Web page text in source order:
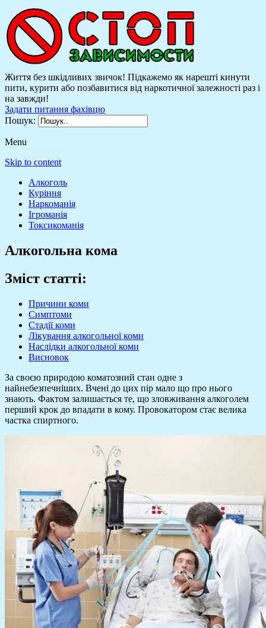
Життя без шкідливих звичок! Підкажемо як нарешті кинути
пити, курити або позбавитися від наркотичної залежності раз і
на завжди!
Задати питання фахівцю
Пошук:
Menu
Skip to content
Алкоголь
Куріння
Наркоманія
Ігроманія
Токсикоманія
Алкогольна кома
Зміст статті:
Причини коми
Симптоми
Стадії коми
Лікування алкогольної коми
Наслідки алкогольної коми
Висновок
За своєю природою коматозний стан одне з
найнебезпечніших. Вчені до цих пір мало що про нього
знають. Фактом залишається те, що зловживання алкоголем
перший крок до впадати в кому. Провокатором стає велика
частка спиртного.